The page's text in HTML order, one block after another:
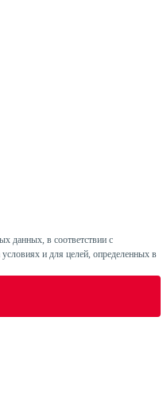
данных, в соответствии с
условиях и для целей, определенных в